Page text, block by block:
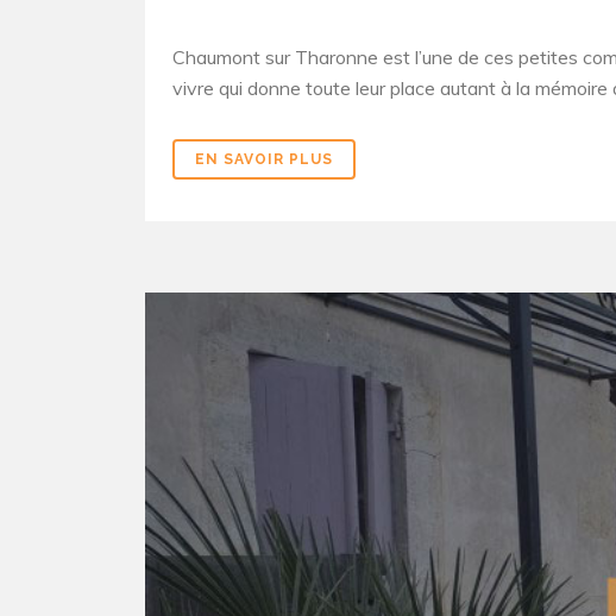
Chaumont sur Tharonne est l’une de ces petites
vivre qui donne toute leur place autant à la mémoire
EN SAVOIR PLUS